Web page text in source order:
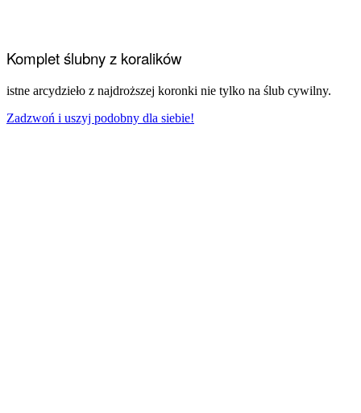
Komplet ślubny z koralików
istne arcydzieło z najdroższej koronki nie tylko na ślub cywilny.
Zadzwoń i uszyj podobny dla siebie!